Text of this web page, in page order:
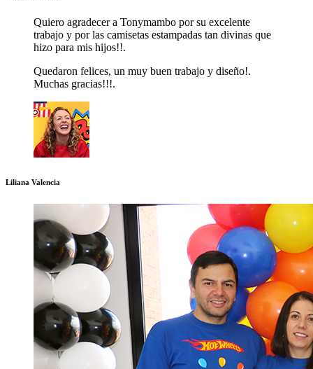
Quiero agradecer a Tonymambo por su excelente
trabajo y por las camisetas estampadas tan divinas que
hizo para mis hijos!!.
Quedaron felices, un muy buen trabajo y diseño!.
Muchas gracias!!!.
Liliana Valencia